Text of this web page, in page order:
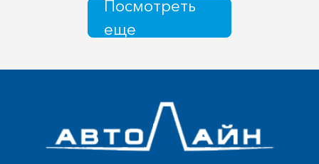
Посмотреть
еще